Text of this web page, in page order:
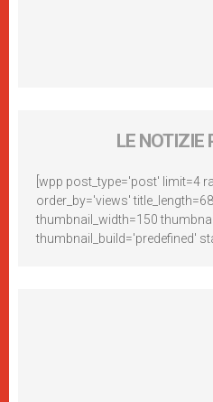
LE NOTIZIE
[wpp post_type='post' limit=4
order_by='views'
thumbnail_width=150
thumbnail_build='predefined'